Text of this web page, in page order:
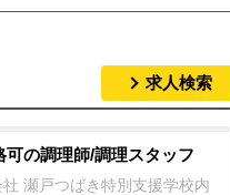
求人検索
可の調理師/調理スタッフ
瀬戸つばき特別支援学校内